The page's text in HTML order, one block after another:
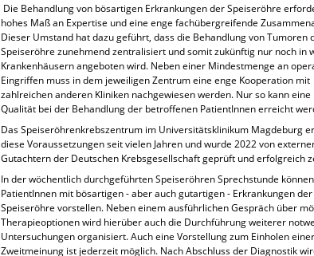
Die Behandlung von bösartigen Erkrankungen der Speiseröhre
hohes Maß an Expertise und eine enge fachübergreifende
Dieser Umstand hat dazu geführt, dass die Behandlung von Tumoren
Speiseröhre zunehmend zentralisiert und somit zukünftig nur noch in
Krankenhäusern angeboten wird. Neben einer Mindestmenge an
Eingriffen muss in dem jeweiligen Zentrum eine enge Kooperation mit
zahlreichen anderen Kliniken nachgewiesen werden. Nur so kann eine
Qualität bei der Behandlung der betroffenen PatientInnen erreicht
Das Speiseröhrenkrebszentrum im Universitätsklinikum Magdeburg
diese Voraussetzungen seit vielen Jahren und wurde 2022 von
Gutachtern der Deutschen Krebsgesellschaft geprüft und erfolgreich
In der wöchentlich durchgeführten Speiseröhren Sprechstunde
PatientInnen mit bösartigen - aber auch gutartigen - Erkrankungen der
Speiseröhre vorstellen. Neben einem ausführlichen Gespräch über
Therapieoptionen wird hierüber auch die Durchführung weiterer
Untersuchungen organisiert. Auch eine Vorstellung zum Einholen einer
Zweitmeinung ist jederzeit möglich. Nach Abschluss der Diagnostik